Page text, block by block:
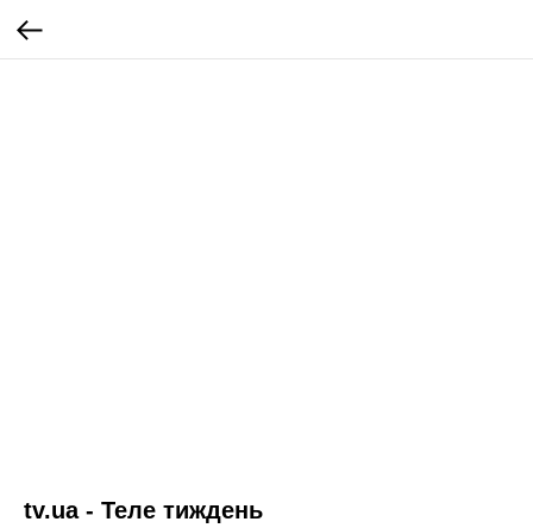
tv.ua - Теле тиждень